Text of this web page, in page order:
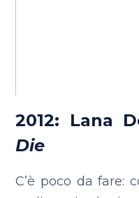
2012: Lana
Die
C’è poco da fare: